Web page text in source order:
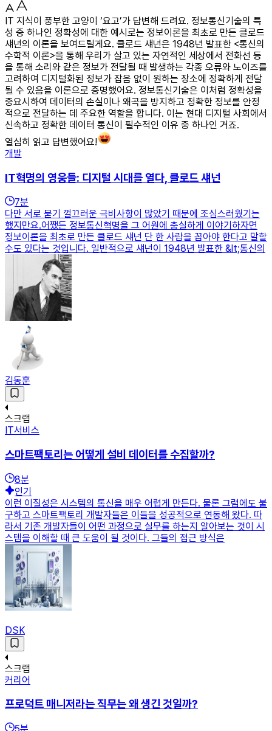
IT 지식이 풍부한 고양이 ‘요고’가 답변해 드려요. 정보통신기술의 특
성 중 하나인 정확성에 대한 예시로는 정보이론을 최초로 만든 클로드
섀넌의 이론을 보여드릴게요. 클로드 섀넌은 1948년 발표한 <통신의
수학적 이론>을 통해 우리가 살고 있는 자연적인 세상에서 전화선 등
을 통해 소리와 같은 정보가 전달될 때 발생하는 각종 오류와 노이즈를
고려하여 디지털화된 정보가 잡음 없이 원하는 장소에 정확하게 전달
될 수 있음을 이론으로 증명했어요. 정보통신기술은 이처럼 정확성을
중요시하여 데이터의 손실이나 왜곡을 방지하고 정확한 정보를 안정
적으로 전달하는 데 주요한 역할을 합니다. 이는 현대 디지털 사회에서
신속하고 정확한 데이터 통신이 필수적인 이유 중 하나인 거죠.
열심히 읽고 답변했어요!
개발
IT혁명의 영웅들: 디지털 시대를 열다, 클로드 섀넌
7분
다만 서로 묻기 껄끄러운 극비사항이 많았기 때문에 조심스러웠기는
했지만요.어쨌든 정보통신혁명을 그 어원에 충실하게 이야기하자면
정보이론을 최초로 만든 클로드 섀넌 단 한 사람을 꼽아야 한다고 말할
수도 있다는 것입니다. 일반적으로 섀넌이 1948년 발표한 &lt;통신의
김동훈
스크랩
IT서비스
스마트팩토리는 어떻게 설비 데이터를 수집할까?
8분
인기
이런 이질성은 시스템의 통신을 매우 어렵게 만든다. 물론 그럼에도 불
구하고 스마트팩토리 개발자들은 이들을 성공적으로 연동해 왔다. 따
라서 기존 개발자들이 어떤 과정으로 실무를 하는지 알아보는 것이 시
스템을 이해할 때 큰 도움이 될 것이다. 그들의 접근 방식은
DSK
스크랩
커리어
프로덕트 매니저라는 직무는 왜 생긴 것일까?